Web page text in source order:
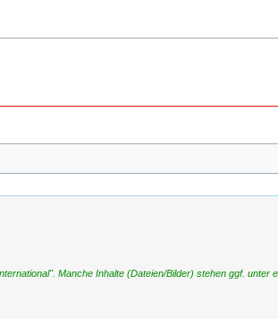
Manche Inhalte (Dateien/Bilder) stehen ggf. unter